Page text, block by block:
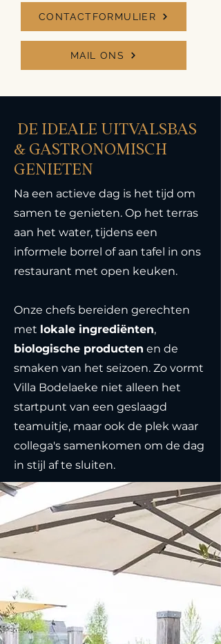
CONTACTFORMULIER
MAIL ONS
DE IDEALE UITVALSBAS
& GASTRONOMISCH
GENIETEN
Na een actieve dag is het tijd om
samen te genieten. Op het terras
aan het water, tijdens een
informele borrel of aan tafel in ons
restaurant met open keuken.
Onze chefs bereiden gerechten
met lokale ingrediënten,
biologische producten en de
smaken van het seizoen. Zo vormt
Villa Bodelaeke niet alleen het
startpunt van een geslaagd
teamuitje, maar ook de plek waar
collega's samenkomen om de dag
in stijl af te sluiten.